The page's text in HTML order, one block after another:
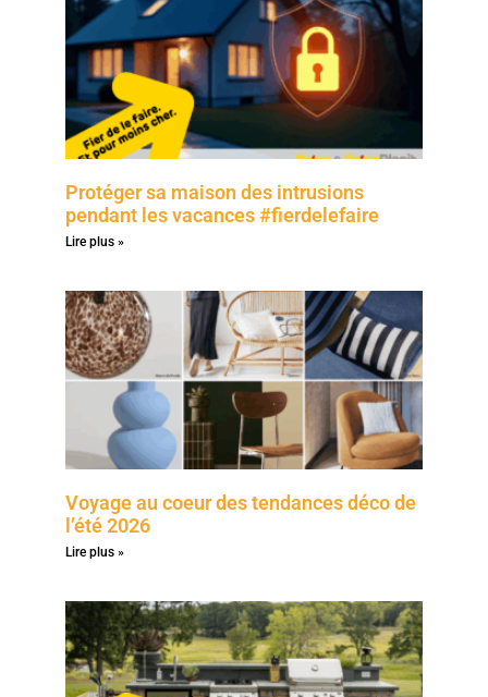
Protéger sa maison des intrusions
pendant les vacances #fierdelefaire
Lire plus »
Voyage au coeur des tendances déco de
l’été 2026
Lire plus »